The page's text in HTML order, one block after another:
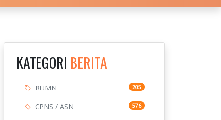
KATEGORI BERITA
BUMN 205
CPNS / ASN 576